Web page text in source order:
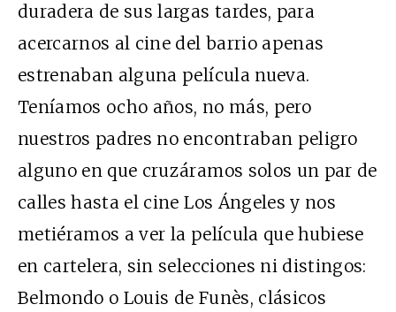
duradera de sus largas tardes, para
acercarnos al cine del barrio apenas
estrenaban alguna película nueva.
Teníamos ocho años, no más, pero
nuestros padres no encontraban peligro
alguno en que cruzáramos solos un par de
calles hasta el cine Los Ángeles y nos
metiéramos a ver la película que hubiese
en cartelera, sin selecciones ni distingos:
Belmondo o Louis de Funès, clásicos